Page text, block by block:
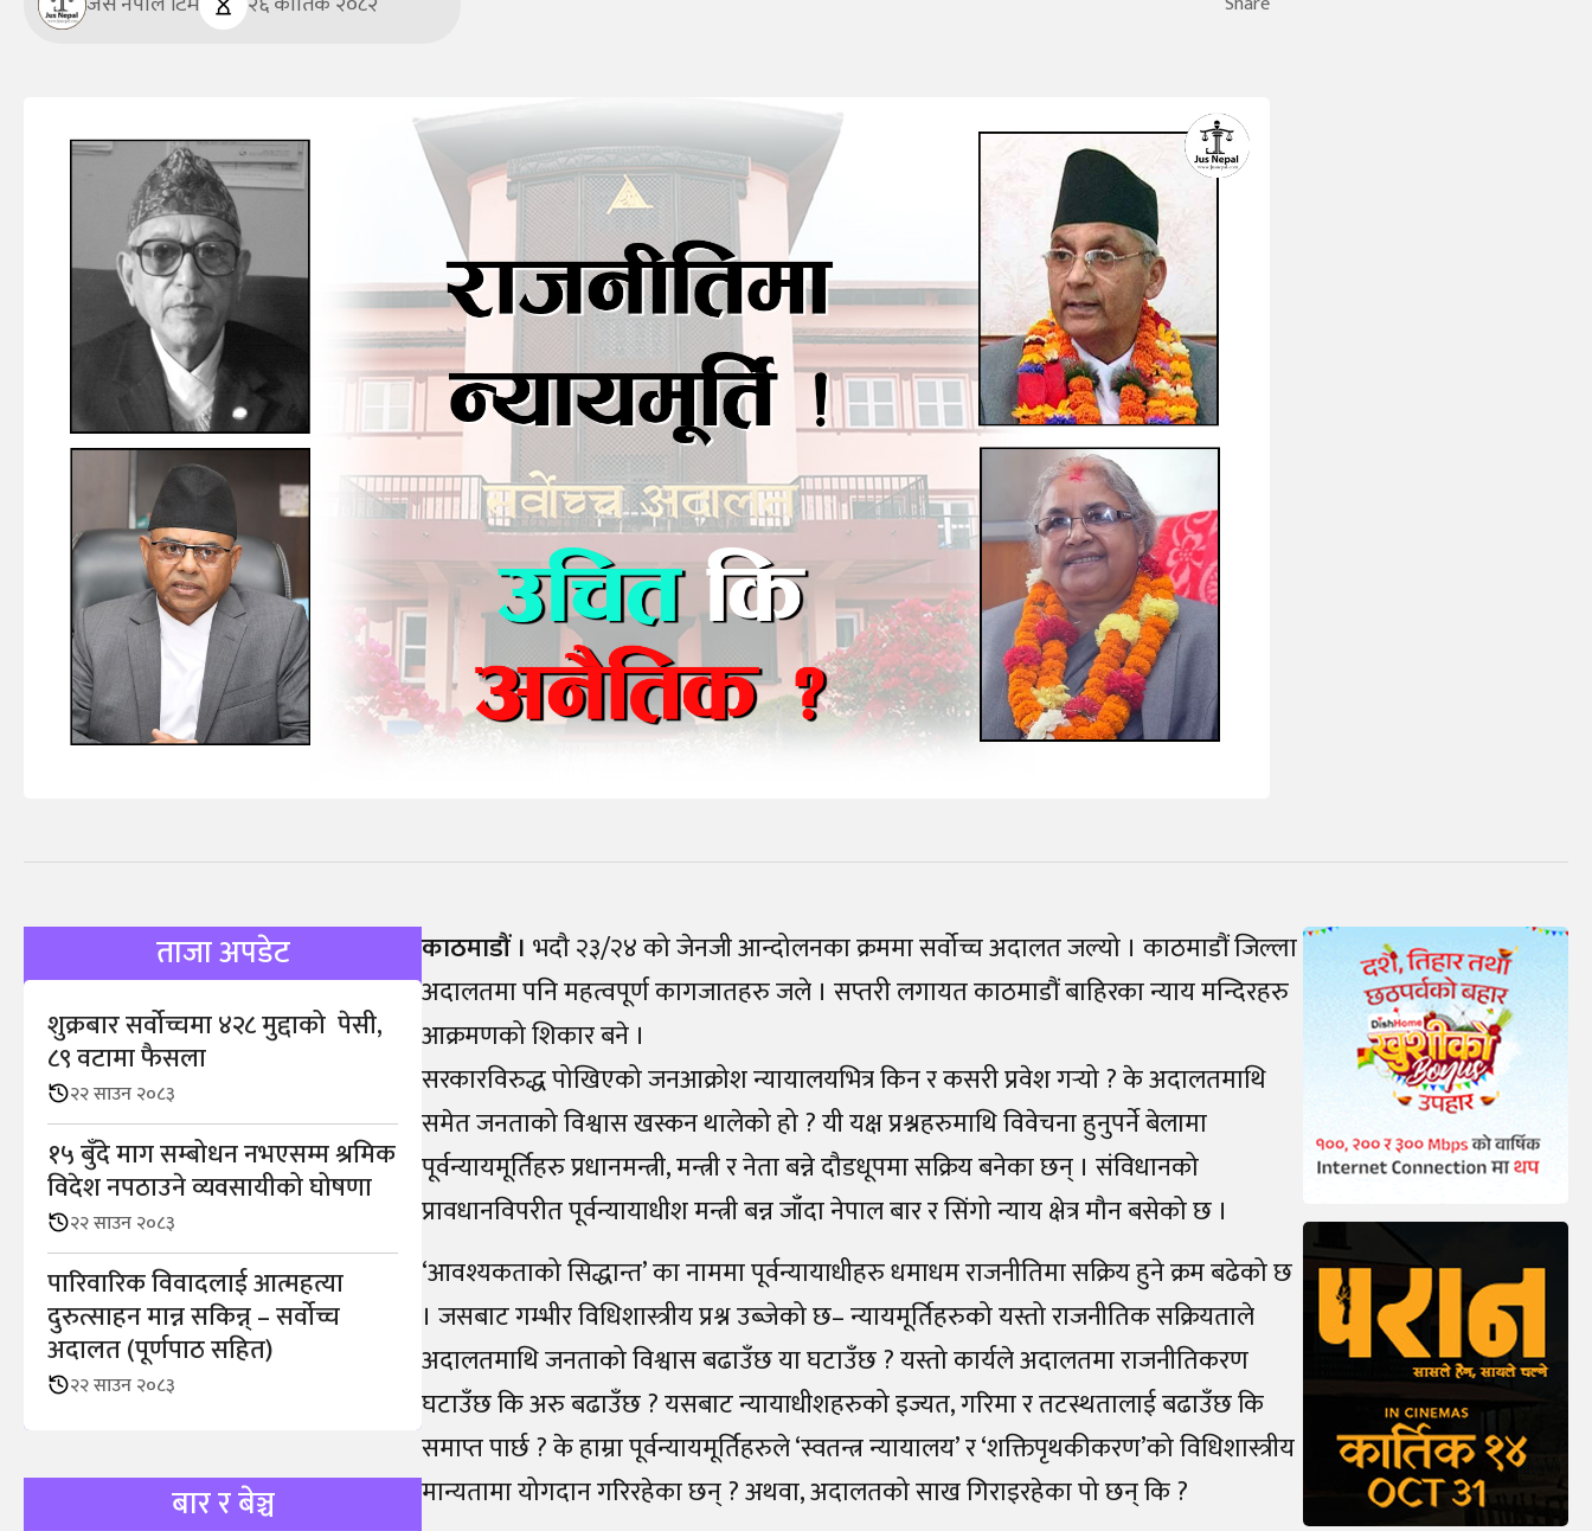
ताजा अपडेट
शुक्रबार सर्वोच्चमा ४२८ मुद्दाको पेसी,
८९ वटामा फैसला
२२ साउन २०८३
१५ बुँदे माग सम्बोधन नभएसम्म श्रमिक
विदेश नपठाउने व्यवसायीको घोषणा
२२ साउन २०८३
पारिवारिक विवादलाई आत्महत्या
दुरुत्साहन मान्न सकिन्न् – सर्वोच्च
अदालत (पूर्णपाठ सहित)
२२ साउन २०८३
बार र बेञ्च
काठमाडौं । भदौ २३/२४ को जेनजी आन्दोलनका क्रममा सर्वोच्च अदालत जल्यो । काठमाडौं जिल्ला
अदालतमा पनि महत्वपूर्ण कागजातहरु जले । सप्तरी लगायत काठमाडौं बाहिरका न्याय मन्दिरहरु
आक्रमणको शिकार बने ।
सरकारविरुद्ध पोखिएको जनआक्रोश न्यायालयभित्र किन र कसरी प्रवेश गर्‍यो ? के अदालतमाथि
समेत जनताको विश्वास खस्कन थालेको हो ? यी यक्ष प्रश्नहरुमाथि विवेचना हुनुपर्ने बेलामा
पूर्वन्यायमूर्तिहरु प्रधानमन्त्री, मन्त्री र नेता बन्ने दौडधूपमा सक्रिय बनेका छन् । संविधानको
प्रावधानविपरीत पूर्वन्यायाधीश मन्त्री बन्न जाँदा नेपाल बार र सिंगो न्याय क्षेत्र मौन बसेको छ ।
‘आवश्यकताको सिद्धान्त’ का नाममा पूर्वन्यायाधीहरु धमाधम राजनीतिमा सक्रिय हुने क्रम बढेको छ
। जसबाट गम्भीर विधिशास्त्रीय प्रश्न उब्जेको छ– न्यायमूर्तिहरुको यस्तो राजनीतिक सक्रियताले
अदालतमाथि जनताको विश्वास बढाउँछ या घटाउँछ ? यस्तो कार्यले अदालतमा राजनीतिकरण
घटाउँछ कि अरु बढाउँछ ? यसबाट न्यायाधीशहरुको इज्यत, गरिमा र तटस्थतालाई बढाउँछ कि
समाप्त पार्छ ? के हाम्रा पूर्वन्यायमूर्तिहरुले ‘स्वतन्त्र न्यायालय’ र ‘शक्तिपृथकीकरण’को विधिशास्त्रीय
मान्यतामा योगदान गरिरहेका छन् ? अथवा, अदालतको साख गिराइरहेका पो छन् कि ?